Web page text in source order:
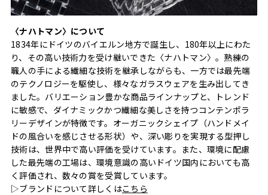
〈ナハトマン〉について
1834年にドイツのバイエルン地方で誕生し、180年以上にわた
り、その高い技術力を受け継いできた〈ナハトマン〉。熟練の
職人の手による繊細な技術を継承しながらも、一方では最先端
のテクノロジーを駆使し、様々なガラスウェアを生み出してき
ました。バリエーション豊かな商品ラインナップと、トレンド
に敏感で、ダイナミックかつ繊細な美しさを持つコンテンポラ
リーデザインが特徴です。オーガニックシェイプ（ハンドメイ
ドの風合いを感じさせる形状）や、深い彫りを実現する型押し
技術は、世界中で高い評価を受けています。また、環境に配慮
した最先端の工場は、環境意識の高いドイツ国内においても高
く評価され、数々の賞を受賞しています。
▷ブランドについて詳しくはこちら